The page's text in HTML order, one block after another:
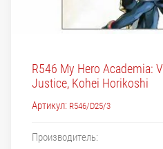
R546 My Hero Academia:
Justice, Kohei Horikoshi
Артикул: R546/D25/3
Производитель: